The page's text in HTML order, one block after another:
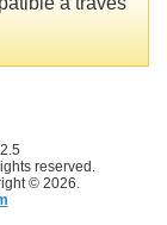
reserved.
© 2026.